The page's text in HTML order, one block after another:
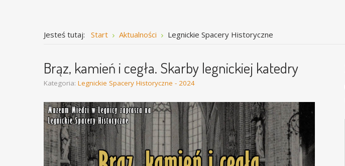
Jesteś tutaj: Start Aktualności Legnickie Spacery Historyczne
Brąz, kamień i cegła. Skarby legnickiej katedry
Kategoria: Legnickie Spacery Historyczne - 2024